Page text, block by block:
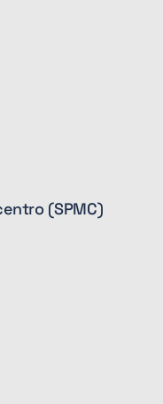
(SPMC)